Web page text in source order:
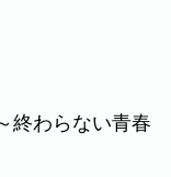
終わらない青春